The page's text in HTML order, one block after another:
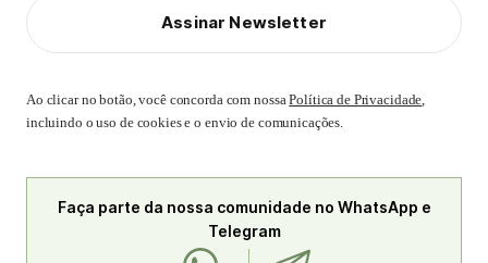
Assinar Newsletter
Ao clicar no botão, você concorda com nossaPolítica de Privacidade,
incluindo o uso de cookies e o envio de comunicações.
Faça parte da nossa comunidade no WhatsApp e
Telegram